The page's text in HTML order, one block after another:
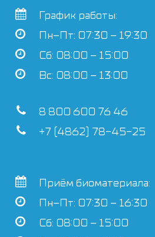
График работы:
Пн–Пт: 07:30 – 19:30
Сб: 08:00 – 15:00
Вс: 08:00 – 13:00
8 800 600 76 46
+7 (4862) 78-45-25
Приём биоматериала:
Пн–Пт: 07:30 – 16:30
Сб: 08:00 – 15:00